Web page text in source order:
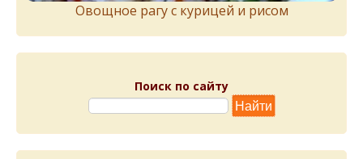
Овощное рагу с курицей и рисом
Поиск по сайту